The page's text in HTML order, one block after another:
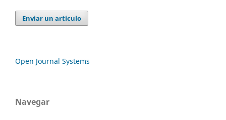
Enviar un artículo
Open Journal Systems
Navegar